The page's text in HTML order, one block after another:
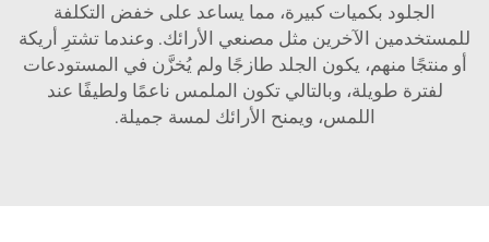
الجلود بكميات كبيرة، مما يساعد على خفض التكلفة
للمستخدمين الآخرين مثل مصنعي الأرائك. وعندما تشترِ أريكة
أو منتجًا منهم، يكون الجلد طازجًا ولم يُخزَّن في المستودعات
لفترة طويلة، وبالتالي تكون الملمس ناعمًا ولطيفًا عند
اللمس، ويمنح الأرائك لمسة جميلة.